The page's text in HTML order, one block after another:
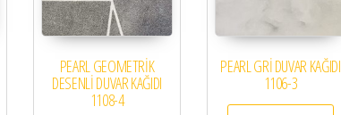
PEARL GEOMETRİK
DESENLİ DUVAR KAĞIDI
1108-4
PEARL GRİ DUVAR KAĞIDI
1106-3